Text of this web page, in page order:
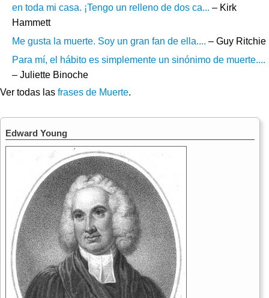
en toda mi casa. ¡Tengo un relleno de dos ca... – Kirk
Hammett
Me gusta la muerte. Soy un gran fan de ella.... – Guy Ritchie
Para mí, el hábito es simplemente un sinónimo de muerte....
– Juliette Binoche
Ver todas las frases de Muerte.
Edward Young